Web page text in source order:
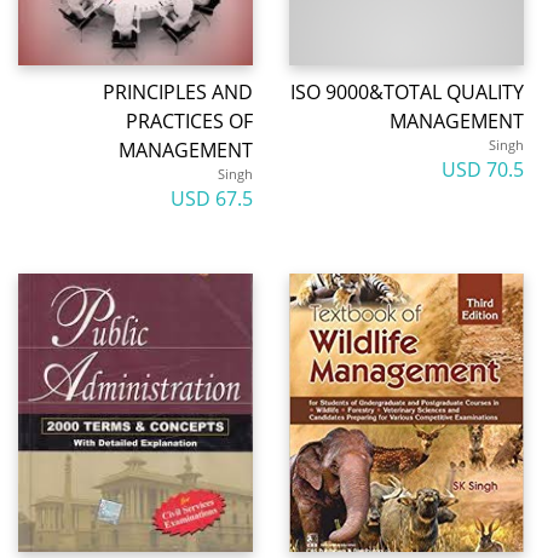
ISO 9000&TOTAL QUALITY
MANAGEMENT
Singh
70.5 USD
PRINCIPLES AND
PRACTICES OF
MANAGEMENT
Singh
67.5 USD